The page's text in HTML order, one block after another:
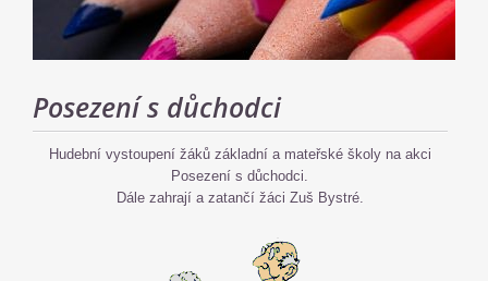
Posezení s důchodci
Hudební vystoupení žáků základní a mateřské školy na akci
Posezení s důchodci.
Dále zahrají a zatančí žáci Zuš Bystré.